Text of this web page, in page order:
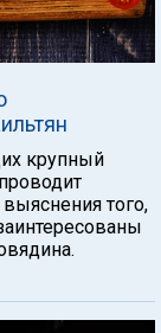
крупный
того,